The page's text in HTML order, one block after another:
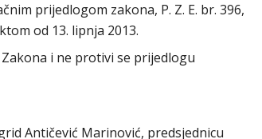
prijedlogom zakona, P. Z. E. br. 396,
od 13. lipnja 2013.
i ne protivi se prijedlogu
Antičević Marinović, predsjednicu